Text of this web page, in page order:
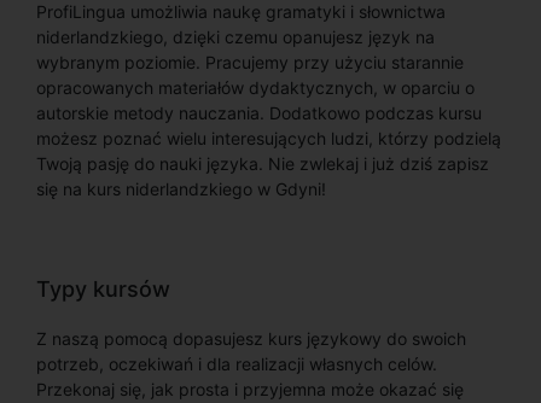
ProfiLingua umożliwia naukę gramatyki i słownictwa
niderlandzkiego, dzięki czemu opanujesz język na
wybranym poziomie. Pracujemy przy użyciu starannie
opracowanych materiałów dydaktycznych, w oparciu o
autorskie metody nauczania. Dodatkowo podczas kursu
możesz poznać wielu interesujących ludzi, którzy podzielą
Twoją pasję do nauki języka. Nie zwlekaj i już dziś zapisz
się na kurs niderlandzkiego w Gdyni!
Typy kursów
Z naszą pomocą dopasujesz kurs językowy do swoich
potrzeb, oczekiwań i dla realizacji własnych celów.
Przekonaj się, jak prosta i przyjemna może okazać się